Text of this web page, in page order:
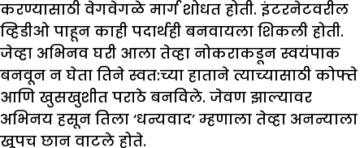
करण्यासाठी वेगवेगळे मार्ग शोधत होती. इंटरनेटवरील
व्हिडीओ पाहून काही पदार्थही बनवायला शिकली होती.
जेव्हा अभिनव घरी आला तेव्हा नोकराकडून स्वयंपाक
बनवून न घेता तिने स्वत:च्या हाताने त्याच्यासाठी कोफ्ते
आणि खुसखुशीत पराठे बनविले. जेवण झाल्यावर
अभिनय हसून तिला ‘धन्यवाद’ म्हणाला तेव्हा अनन्याला
खूपच छान वाटले होते.